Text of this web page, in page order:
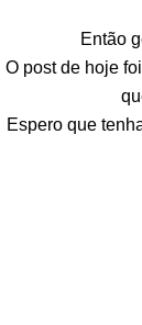
Então
O post de hoje
Espero que